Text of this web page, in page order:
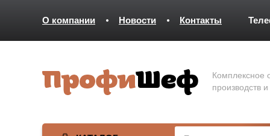
О компании Новости Контакты
Комплексное
производств